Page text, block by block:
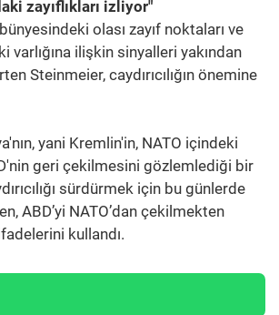
zayıflıkları izliyor"
olası zayıf noktaları ve
varlığına ilişkin sinyalleri yakından
Steinmeier, caydırıcılığın önemine
yani Kremlin'in, NATO içindeki
geri çekilmesini gözlemlediği bir
sürdürmek için bu günlerde
ABD’yi NATO’dan çekilmekten
kullandı.